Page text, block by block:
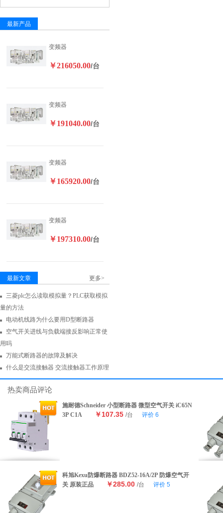
最新产品
变频器
￥216050.00/台
变频器
￥191040.00/台
变频器
￥165920.00/台
变频器
￥197310.00/台
最新文章 更多>
三菱plc怎么读取模拟量？PLC获取模拟
量的方法
电动机线路为什么要用D型断路器
空气开关进线与负载端接反影响正常使
用吗
万能式断路器的故障及解决
什么是交流接触器 交流接触器工作原理
热卖商品评论
施耐德Schneider 小型断路器 微型空气开关 iC65N
3P C1A
￥107.35 /台 评价 6
科旭Kexu防爆断路器 BDZ52-16A/2P 防爆空气开
关 原装正品
￥285.00 /台 评价 5